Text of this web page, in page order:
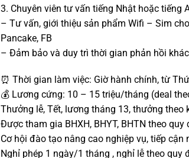
3. Chuyên viên tư vấn tiếng Nhật hoặc tiếng
– Tư vấn, giới thiệu sản phẩm Wifi – Sim
Pancake, FB
– Đảm bảo và duy trì thời gian phản hồi
⏰ Thời gian làm việc: Giờ hành chính, từ
💰 Lương cứng: 10 – 15 triệu/tháng (deal
Thưởng lễ, Tết, lương tháng 13, thưởng theo
Được tham gia BHXH, BHYT, BHTN theo quy
Cơ hội đào tạo nâng cao nghiệp vụ, tiếp
Nghỉ phép 1 ngày/1 tháng , nghỉ lễ theo